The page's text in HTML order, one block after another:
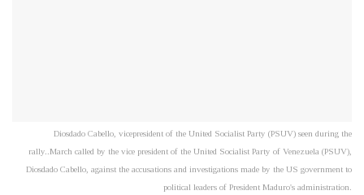
Diosdado Cabello, vicepresident of the United Socialist Party (PSUV) seen during the
rally..March called by the vice president of the United Socialist Party of Venezuela (PSUV),
Diosdado Cabello, against the accusations and investigations made by the US government to
political leaders of President Maduro's administration.